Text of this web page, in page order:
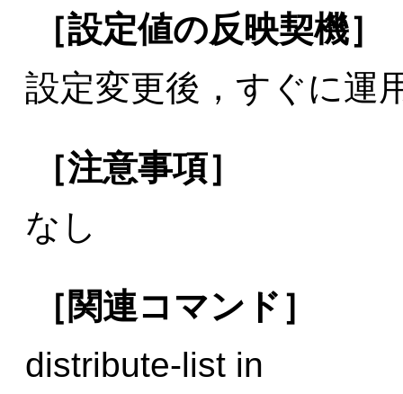
［設定値の反映契機］
設定変更後，すぐに運
［注意事項］
なし
［関連コマンド］
distribute-list in